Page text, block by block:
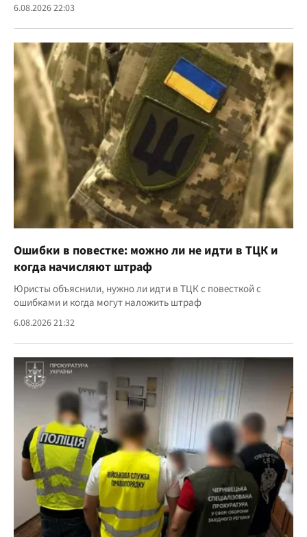
6.08.2026 22:03
Ошибки в повестке: можно ли не идти в ТЦК и
когда начисляют штраф
Юристы объяснили, нужно ли идти в ТЦК с повесткой с
ошибками и когда могут наложить штраф
6.08.2026 21:32